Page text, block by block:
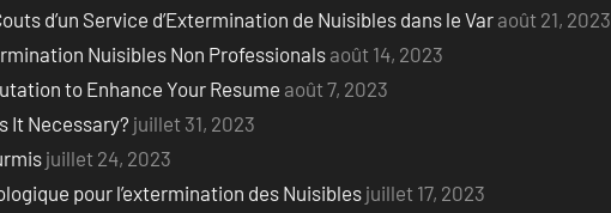
d’un Service d’Extermination de Nuisibles dans le Var août 21, 2023
Nuisibles Non Professionals août 14, 2023
to Enhance Your Resume août 7, 2023
It Necessary? juillet 31, 2023
juillet 24, 2023
pour l’extermination des Nuisibles juillet 17, 2023